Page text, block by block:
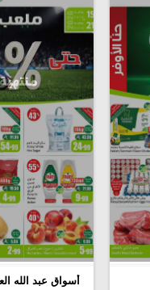
أسواق عبد الله